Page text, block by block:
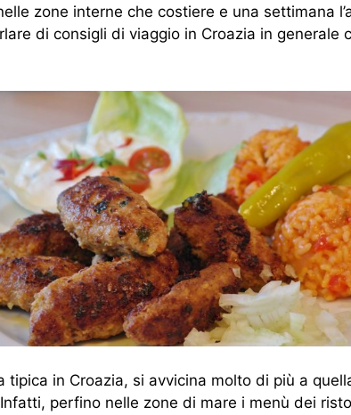
zone interne che costiere e una settimana
di consigli di viaggio in Croazia in generale
tipica in Croazia, si avvicina molto di più a
perfino nelle zone di mare i menù dei